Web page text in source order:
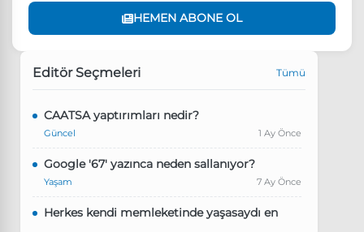
HEMEN ABONE OL
Editör Seçmeleri Tümü
CAATSA yaptırımları nedir?
Güncel 1 Ay Önce
Google '67' yazınca neden sallanıyor?
Yaşam 7 Ay Önce
Herkes kendi memleketinde yaşasaydı en